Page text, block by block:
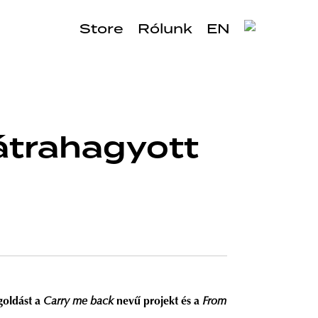
Store Rólunk EN
a Carry me backnevű projekt és a From